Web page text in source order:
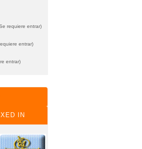
requiere entrar)
entrar)
entrar)
IN